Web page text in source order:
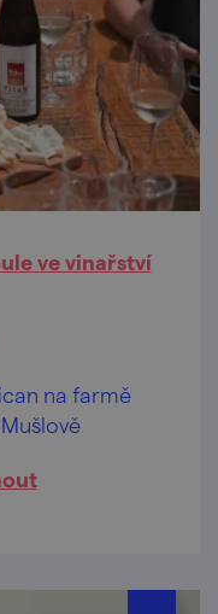
ve vinařství
na farmě